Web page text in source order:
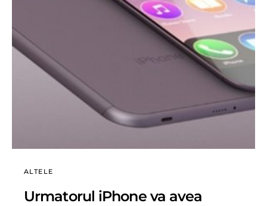
ALTELE
Urmatorul iPhone va avea